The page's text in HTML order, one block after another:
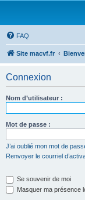
FAQ
Site macvf.fr
Connexion
Nom d’utilisateur :
Mot de passe :
J’ai oublié mon mot de
Renvoyer le courriel
Se souvenir de moi
Masquer ma présence